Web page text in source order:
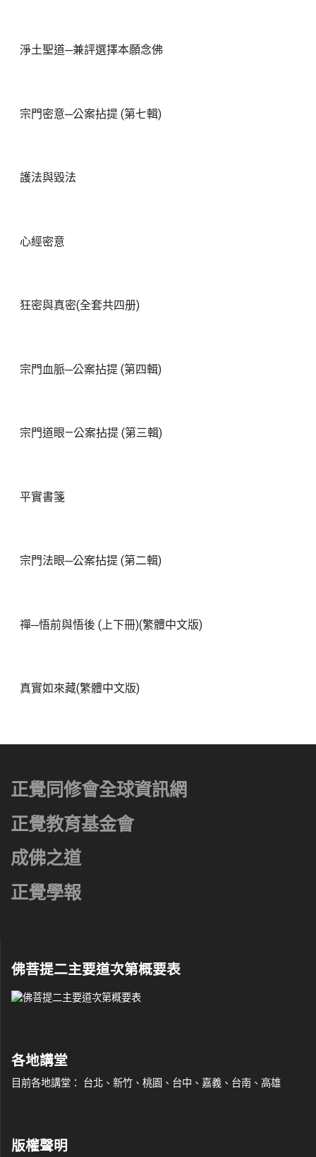
淨土聖道─兼評選擇本願念佛
宗門密意─公案拈提 (第七輯)
護法與毀法
心經密意
狂密與真密(全套共四册)
宗門血脈─公案拈提 (第四輯)
宗門道眼—公案拈提 (第三輯)
平實書箋
宗門法眼─公案拈提 (第二輯)
禪─悟前與悟後 (上下冊)(繁體中文版)
真實如來藏(繁體中文版)
正覺同修會全球資訊網
正覺教育基金會
成佛之道
正覺學報
佛菩提二主要道次第概要表
各地講堂
目前各地講堂： 台北、新竹、桃園、台中、嘉義、台南、高雄
版權聲明